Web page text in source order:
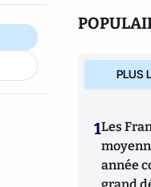
PLUS
1Les
année